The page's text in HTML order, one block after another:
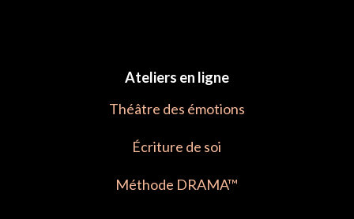
Ateliers en ligne
Théâtre des émotions
Écriture de soi
Méthode DRAMA™